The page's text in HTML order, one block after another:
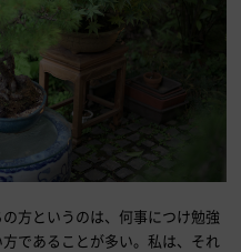
方というのは、何事につけ勉強
であることが多い。私は、それ